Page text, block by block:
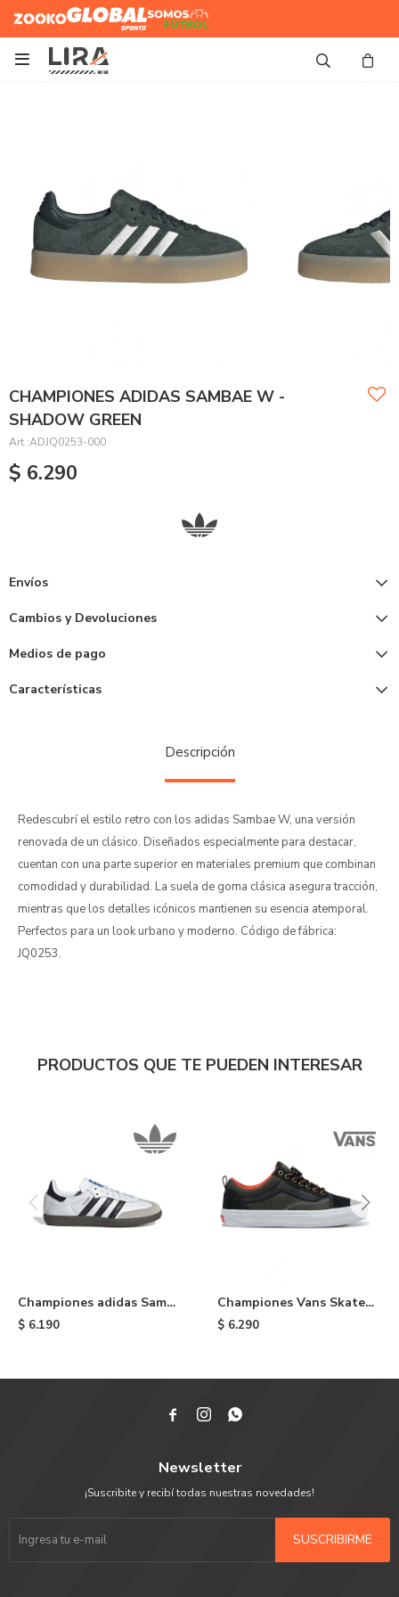
Zooko Global Sports
Somos
Futbol

CHAMPIONES ADIDAS SAMBAE W -
SHADOW GREEN
ADJQ0253-000
$ 6.290
Envíos
Cambios y Devoluciones
Medios de pago
Características
Descripción
Redescubrí el estilo retro con los adidas Sambae W, una versión
renovada de un clásico. Diseñados especialmente para destacar,
cuentan con una parte superior en materiales premium que combinan
comodidad y durabilidad. La suela de goma clásica asegura tracción,
mientras que los detalles icónicos mantienen su esencia atemporal.
Perfectos para un look urbano y moderno. Código de fábrica:
JQ0253.
PRODUCTOS QUE TE PUEDEN INTERESAR
Championes adidas Samba
OG de niño - Cloud White
$ 6.190
Championes Vans Skate
Old Skool Vans X Spitfire
$ 6.290
  
Newsletter
¡Suscribite y recibí todas nuestras novedades!
SUSCRIBIRME